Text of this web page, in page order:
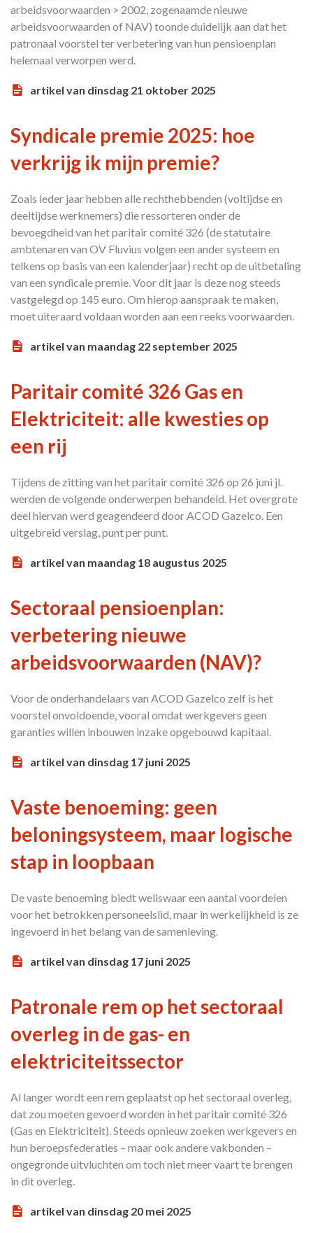
arbeidsvoorwaarden > 2002, zogenaamde nieuwe
arbeidsvoorwaarden of NAV) toonde duidelijk aan dat het
patronaal voorstel ter verbetering van hun pensioenplan
helemaal verworpen werd.
artikel van dinsdag 21 oktober 2025
Syndicale premie 2025: hoe
verkrijg ik mijn premie?
Zoals ieder jaar hebben alle rechthebbenden (voltijdse en
deeltijdse werknemers) die ressorteren onder de
bevoegdheid van het paritair comité 326 (de statutaire
ambtenaren van OV Fluvius volgen een ander systeem en
telkens op basis van een kalenderjaar) recht op de uitbetaling
van een syndicale premie. Voor dit jaar is deze nog steeds
vastgelegd op 145 euro. Om hierop aanspraak te maken,
moet uiteraard voldaan worden aan een reeks voorwaarden.
artikel van maandag 22 september 2025
Paritair comité 326 Gas en
Elektriciteit: alle kwesties op
een rij
Tijdens de zitting van het paritair comité 326 op 26 juni jl.
werden de volgende onderwerpen behandeld. Het overgrote
deel hiervan werd geagendeerd door ACOD Gazelco. Een
uitgebreid verslag, punt per punt.
artikel van maandag 18 augustus 2025
Sectoraal pensioenplan:
verbetering nieuwe
arbeidsvoorwaarden (NAV)?
Voor de onderhandelaars van ACOD Gazelco zelf is het
voorstel onvoldoende, vooral omdat werkgevers geen
garanties willen inbouwen inzake opgebouwd kapitaal.
artikel van dinsdag 17 juni 2025
Vaste benoeming: geen
beloningsysteem, maar logische
stap in loopbaan
De vaste benoeming biedt weliswaar een aantal voordelen
voor het betrokken personeelslid, maar in werkelijkheid is ze
ingevoerd in het belang van de samenleving.
artikel van dinsdag 17 juni 2025
Patronale rem op het sectoraal
overleg in de gas- en
elektriciteitssector
Al langer wordt een rem geplaatst op het sectoraal overleg,
dat zou moeten gevoerd worden in het paritair comité 326
(Gas en Elektriciteit). Steeds opnieuw zoeken werkgevers en
hun beroepsfederaties – maar ook andere vakbonden –
ongegronde uitvluchten om toch niet meer vaart te brengen
in dit overleg.
artikel van dinsdag 20 mei 2025